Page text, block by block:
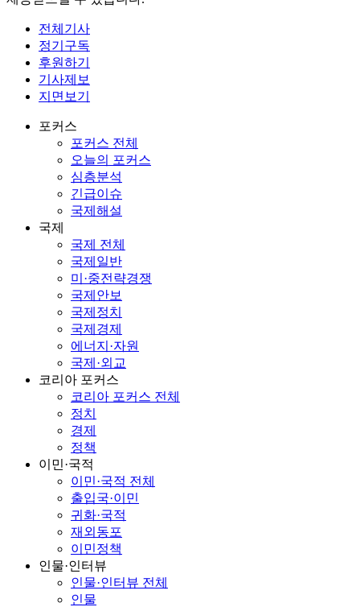
전체기사
정기구독
후원하기
기사제보
지면보기
포커스
포커스 전체
오늘의 포커스
심층분석
긴급이슈
국제해설
국제
국제 전체
국제일반
미·중전략경쟁
국제안보
국제정치
국제경제
에너지·자원
국제·외교
코리아 포커스
코리아 포커스 전체
정치
경제
정책
이민·국적
이민·국적 전체
출입국·이민
귀화·국적
재외동포
이민정책
인물·인터뷰
인물·인터뷰 전체
인물